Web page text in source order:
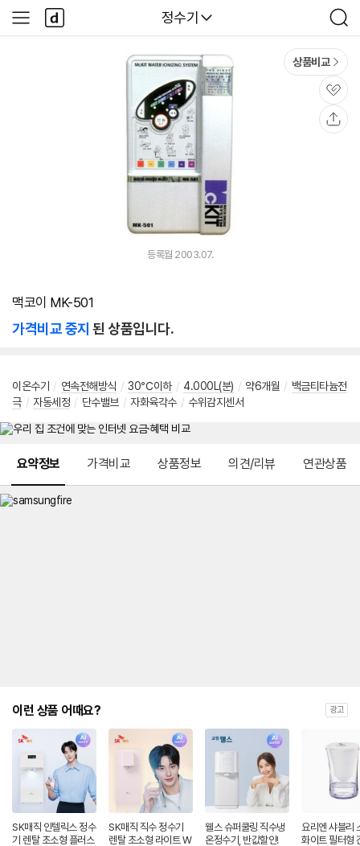
다나와
정수기
검
색
사
이
다
나
와
상품비교
관
심
등록월 2003.07.
맥코이 MK-501
가격비교 중지 된 상품입니다.
이온수기 / 연속전해방식 / 30℃이하 / 4.000L(분) / 약6개월 / 백금티타늄전
극 / 자동세정 / 단수밸브 / 자화육각수 / 수위감지센서
요약정보 가격비교 상품정보 의견/리뷰 연관상품
이런 상품 어때요? 광고
SK매직 인텔릭스 정수
기 렌탈 초소형 플러스
SK매직 직수 정수기
렌탈 초소형 라이트 W
웰스 슈퍼쿨링 직수냉
온정수기, 반값할인!
요리엔 샤블리
화이트 필터형